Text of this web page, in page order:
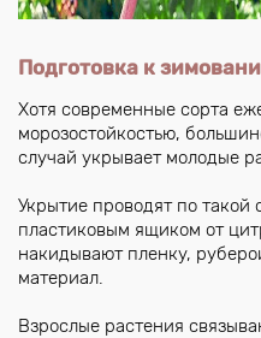
Подготовка к
Хотя современные сорта
морозостойкостью,
случай укрывает молодые
Укрытие проводят по
пластиковым ящиком от
накидывают пленку,
материал.
Взрослые растения